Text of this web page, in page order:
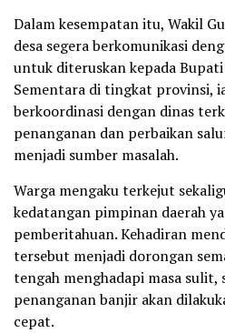
Dalam kesempatan itu, Wakil
desa segera berkomunikasi
untuk diteruskan kepada
Sementara di tingkat provinsi,
berkoordinasi dengan dinas
penanganan dan perbaikan
menjadi sumber masalah.
Warga mengaku terkejut
kedatangan pimpinan daerah
pemberitahuan. Kehadiran
tersebut menjadi dorongan
tengah menghadapi masa sulit,
penanganan banjir akan
cepat.